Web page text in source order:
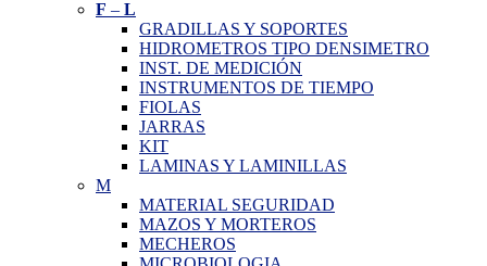
F – L
GRADILLAS Y SOPORTES
HIDROMETROS TIPO DENSIMETRO
INST. DE MEDICIÓN
INSTRUMENTOS DE TIEMPO
FIOLAS
JARRAS
KIT
LAMINAS Y LAMINILLAS
M
MATERIAL SEGURIDAD
MAZOS Y MORTEROS
MECHEROS